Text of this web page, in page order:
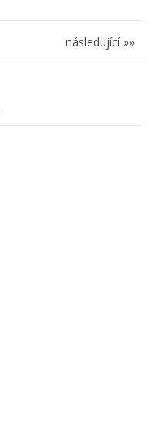
následující »»